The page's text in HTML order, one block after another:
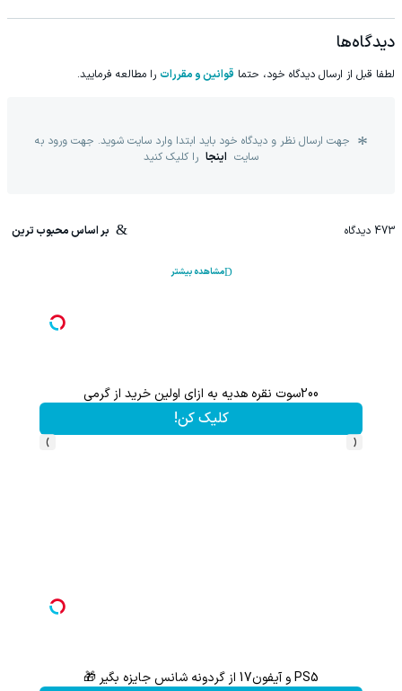
دیدگاه‌ها
لطفا قبل از ارسال دیدگاه خود، حتما قوانین و مقررات را مطالعه فرمایید.
جهت ارسال نظر و دیدگاه خود باید ابتدا وارد سایت شوید. جهت ورود به
سایت اینجا را کلیک کنید
473 دیدگاه بر اساس محبوب ترین
مشاهده بیشتر
هم سرمایه گذاری میکنی هم نقره هدیه میگیری ؛ثبت نام کن
کلیک کن!
‹
›
ثبت نام کن؛خرید کن؛نقره ببر